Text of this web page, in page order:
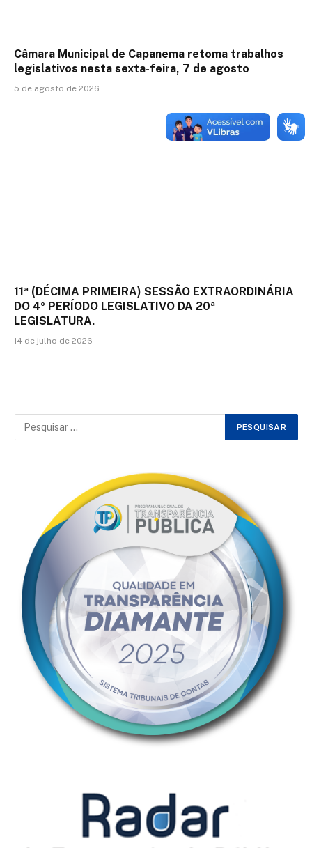
Câmara Municipal de Capanema retoma trabalhos
legislativos nesta sexta-feira, 7 de agosto
5 de agosto de 2026
11ª (DÉCIMA PRIMEIRA) SESSÃO EXTRAORDINÁRIA
DO 4º PERÍODO LEGISLATIVO DA 20ª
LEGISLATURA.
14 de julho de 2026